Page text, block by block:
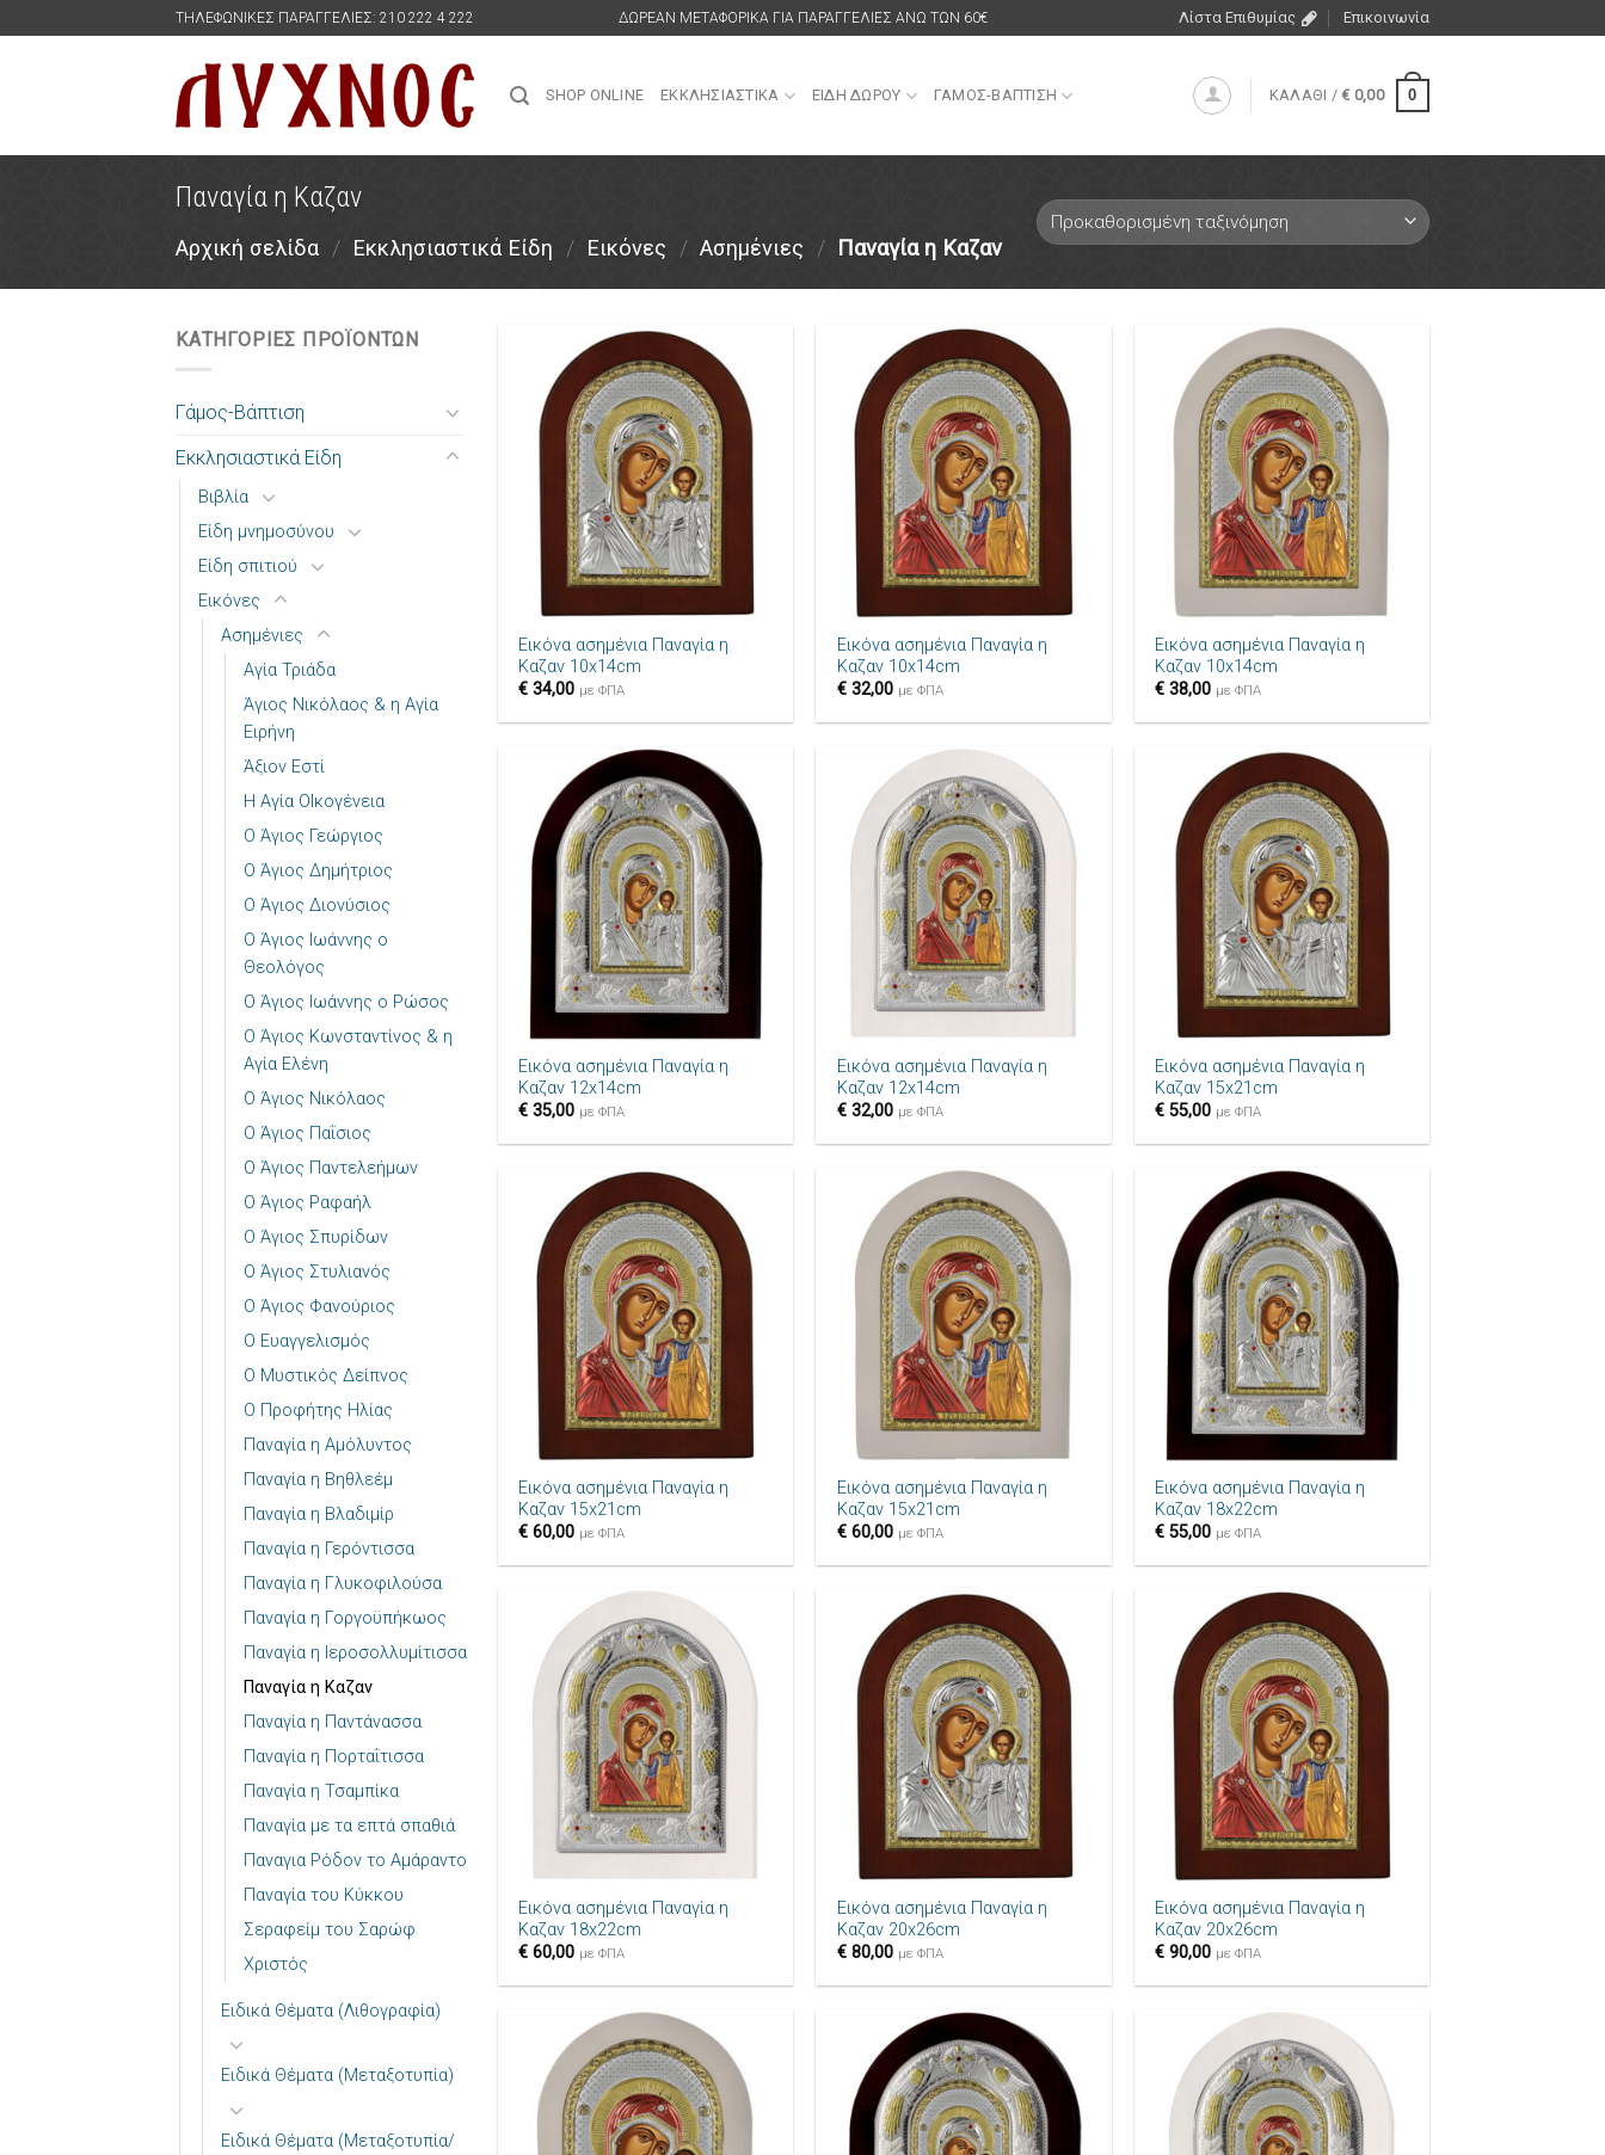
ΤΗΛΕΦΩΝΙΚΕΣ ΠΑΡΑΓΓΕΛΙΕΣ: 210 222 4 222 ΔΩΡΕΑΝ ΜΕΤΑΦΟΡΙΚΑ ΓΙΑ ΠΑΡΑΓΓΕΛΙΕΣ ΑΝΩ ΤΩΝ 60€ Λίστα Επιθυμίας Επικοινωνία
SHOP ONLINE ΕΚΚΛΗΣΙΑΣΤΙΚΑ ΕΙΔΗ ΔΩΡΟΥ ΓΑΜΟΣ-ΒΑΠΤΙΣΗ ΚΑΛΑΘΙ /€ 0,00 0
Παναγία η Καζαν
Αρχική σελίδα / Εκκλησιαστικά Είδη / Εικόνες / Ασημένιες / Παναγία η Καζαν
ΚΑΤΗΓΟΡΙΕΣ ΠΡΟΪΟΝΤΩΝ
Γάμος-Βάπτιση
Εκκλησιαστικά Είδη
Βιβλία
Είδη μνημοσύνου
Είδη σπιτιού
Εικόνες
Ασημένιες
Αγία Τριάδα
Άγιος Νικόλαος & η Αγία
Ειρήνη
Άξιον Εστί
Η Αγία ΟΙκογένεια
Ο Άγιος Γεώργιος
Ο Άγιος Δημήτριος
Ο Άγιος Διονύσιος
Ο Άγιος Ιωάννης ο
Θεολόγος
Ο Άγιος Ιωάννης ο Ρώσος
Ο Άγιος Κωνσταντίνος & η
Αγία Ελένη
Ο Άγιος Νικόλαος
Ο Άγιος Παΐσιος
Ο Άγιος Παντελεήμων
Ο Άγιος Ραφαήλ
Ο Άγιος Σπυρίδων
Ο Άγιος Στυλιανός
Ο Άγιος Φανούριος
Ο Ευαγγελισμός
Ο Μυστικός Δείπνος
Ο Προφήτης Ηλίας
Παναγία η Αμόλυντος
Παναγία η Βηθλεέμ
Παναγία η Βλαδιμίρ
Παναγία η Γερόντισσα
Παναγία η Γλυκοφιλούσα
Παναγία η Γοργοϋπήκωος
Παναγία η Ιεροσολλυμίτισσα
Παναγία η Καζαν
Παναγία η Παντάνασσα
Παναγία η Πορταΐτισσα
Παναγία η Τσαμπίκα
Παναγία με τα επτά σπαθιά
Παναγια Ρόδον το Αμάραντο
Παναγία του Κύκκου
Σεραφείμ του Σαρώφ
Χριστός
Ειδικά Θέματα (Λιθογραφία)
Ειδικά Θέματα (Μεταξοτυπία)
Ειδικά Θέματα (Μεταξοτυπία/
Πρόσθήκη
στην λίστα
επιθυμιών
Εικόνα ασημένια Παναγία η
Καζαν 10x14cm
€ 34,00 με ΦΠΑ
Πρόσθήκη
στην λίστα
επιθυμιών
Εικόνα ασημένια Παναγία η
Καζαν 10x14cm
€32,00 με ΦΠΑ
Πρόσθήκη
στην λίστα
επιθυμιών
Εικόνα ασημένια Παναγία η
Καζαν 10x14cm
€ 38,00 με ΦΠΑ
Πρόσθήκη
στην λίστα
επιθυμιών
Εικόνα ασημένια Παναγία η
Καζαν 12x14cm
€ 35,00 με ΦΠΑ
Πρόσθήκη
στην λίστα
επιθυμιών
Εικόνα ασημένια Παναγία η
Καζαν 12x14cm
€32,00 με ΦΠΑ
Πρόσθήκη
στην λίστα
επιθυμιών
Εικόνα ασημένια Παναγία η
Καζαν 15x21cm
€ 55,00 με ΦΠΑ
Πρόσθήκη
στην λίστα
επιθυμιών
Εικόνα ασημένια Παναγία η
Καζαν 15x21cm
€ 60,00 με ΦΠΑ
Πρόσθήκη
στην λίστα
επιθυμιών
Εικόνα ασημένια Παναγία η
Καζαν 15x21cm
€60,00 με ΦΠΑ
Πρόσθήκη
στην λίστα
επιθυμιών
Εικόνα ασημένια Παναγία η
Καζαν 18x22cm
€ 55,00 με ΦΠΑ
Πρόσθήκη
στην λίστα
επιθυμιών
Εικόνα ασημένια Παναγία η
Καζαν 18x22cm
€ 60,00 με ΦΠΑ
Πρόσθήκη
στην λίστα
επιθυμιών
Εικόνα ασημένια Παναγία η
Καζαν 20x26cm
€80,00 με ΦΠΑ
Πρόσθήκη
στην λίστα
επιθυμιών
Εικόνα ασημένια Παναγία η
Καζαν 20x26cm
€ 90,00 με ΦΠΑ
Πρόσθήκη
στην λίστα
επιθυμιών
Πρόσθήκη
στην λίστα
επιθυμιών
Πρόσθήκη
στην λίστα
επιθυμιών